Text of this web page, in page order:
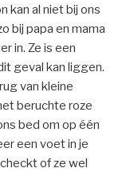
kan al niet bij ons
bij papa en mama
in. Ze is een
geval kan liggen.
van kleine
beruchte roze
bed om op één
een voet in je
of ze wel